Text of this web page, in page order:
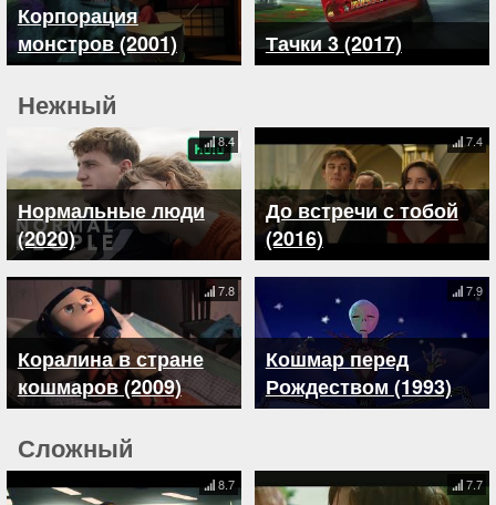
Корпорация
монстров (2001)
Тачки 3 (2017)
Нежный
Нормальные люди
(2020)
8.4
До встречи с тобой
(2016)
7.4
Коралина в стране
кошмаров (2009)
7.8
Кошмар перед
Рождеством (1993)
7.9
Сложный
8.7 7.7